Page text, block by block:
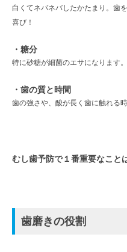
白くてネバネバしたかたまり。歯
喜び！
・糖分
特に砂糖が細菌のエサになります。
・歯の質と時間
歯の強さや、酸が長く歯に触れる
むし歯予防で１番重要なこと
歯磨きの役割